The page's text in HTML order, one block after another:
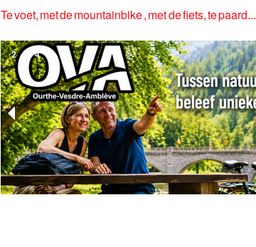
Te voet, met de mountainbike , met de fiets, te paard...
2 of 4